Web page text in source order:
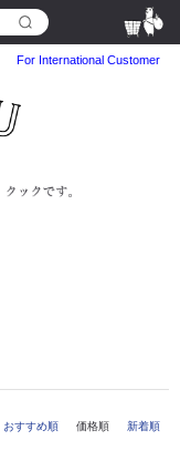
For International Customer
おすすめ順 価格順 新着順